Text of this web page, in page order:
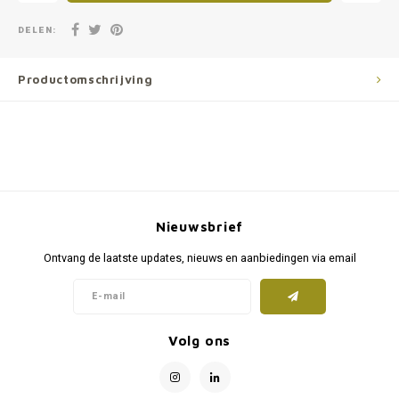
DELEN:
Productomschrijving
Nieuwsbrief
Ontvang de laatste updates, nieuws en aanbiedingen via email
Volg ons